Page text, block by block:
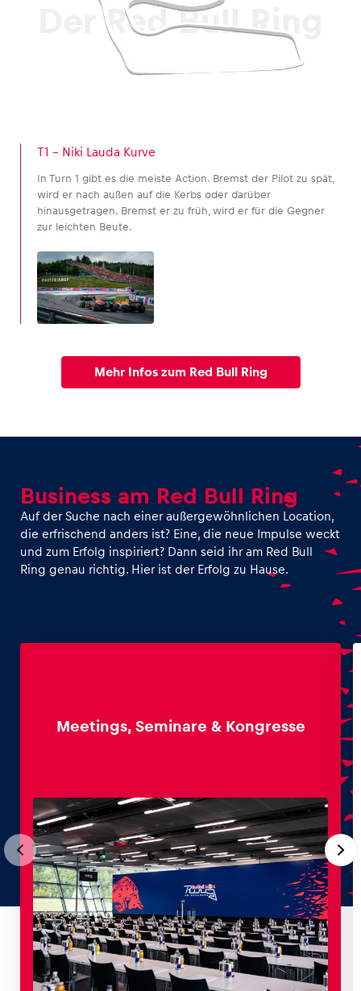
Der Red Bull Ring
T1 – Niki Lauda Kurve
In Turn 1 gibt es die meiste Action. Bremst der Pilot zu spät,
wird er nach außen auf die Kerbs oder darüber
hinausgetragen. Bremst er zu früh, wird er für die Gegner
zur leichten Beute.
Mehr Infos zum Red Bull Ring
Business am Red Bull Ring
Auf der Suche nach einer außergewöhnlichen Location,
die erfrischend anders ist? Eine, die neue Impulse weckt
und zum Erfolg inspiriert? Dann seid ihr am Red Bull
Ring genau richtig. Hier ist der Erfolg zu Hause.
Meetings, Seminare & Kongresse